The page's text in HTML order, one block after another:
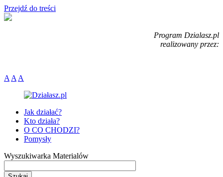
Przejdź do treści
Program Dzialasz.pl
realizowany przez:
A A A
Jak działać?
Kto działa?
O CO CHODZI?
Pomysły
Wyszukiwarka Materialów